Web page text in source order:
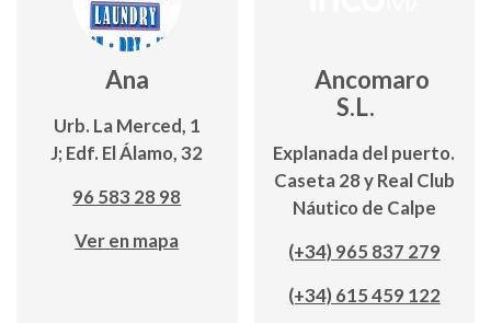
Ana
Urb. La Merced, 1
J; Edf. El Álamo, 32
96 583 28 98
Ver en mapa
Ancomaro
S.L.
Explanada del puerto.
Caseta 28 y Real Club
Náutico de Calpe
(+34) 965 837 279
(+34) 615 459 122